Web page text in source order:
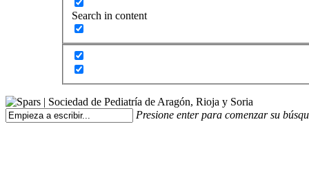
Search in content
Presione enter para comenzar su